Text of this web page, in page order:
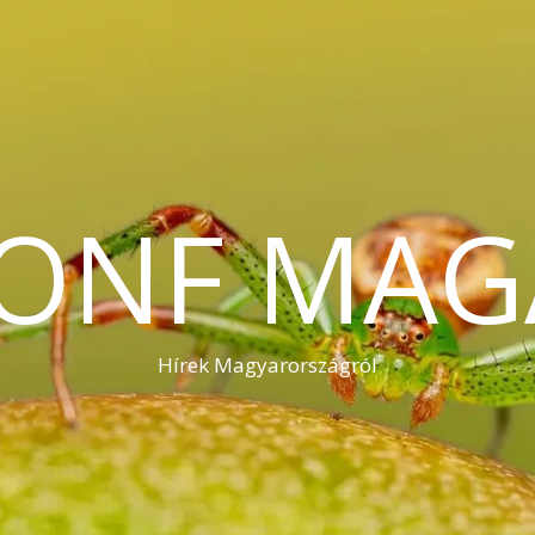
Hírek Magyarországról